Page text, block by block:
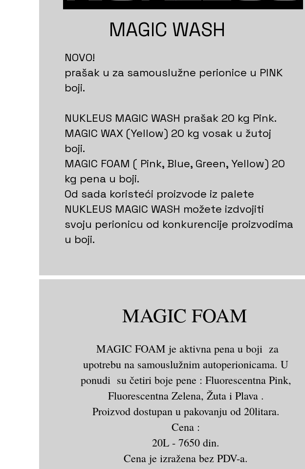
MAGIC WASH
NOVO!
prašak u za samouslužne perionice u PINK
boji.
NUKLEUS MAGIC WASH prašak 20 kg Pink.
MAGIC WAX (Yellow) 20 kg vosak u žutoj
boji.
MAGIC FOAM ( Pink, Blue, Green, Yellow) 20
kg pena u boji.
Od sada koristeći proizvode iz palete
NUKLEUS MAGIC WASH možete izdvojiti
svoju perionicu od konkurencije proizvodima
u boji.
MAGIC FOAM
MAGIC FOAM je aktivna pena u boji za
upotrebu na samouslužnim autoperionicama. U
ponudi su četiri boje pene : Fluorescentna Pink,
Fluorescentna Zelena, Žuta i Plava .
Proizvod dostupan u pakovanju od 20litara.
Cena :
20L - 7650 din.
Cena je izražena bez PDV-a.